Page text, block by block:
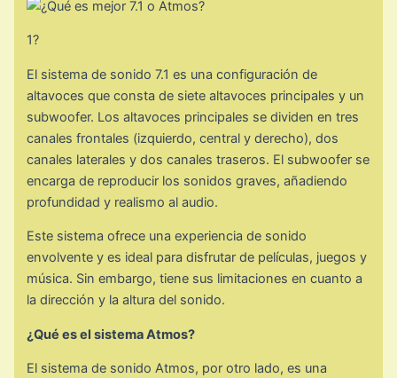
1?
El sistema de sonido 7.1 es una configuración de
altavoces que consta de siete altavoces principales y un
subwoofer. Los altavoces principales se dividen en tres
canales frontales (izquierdo, central y derecho), dos
canales laterales y dos canales traseros. El subwoofer se
encarga de reproducir los sonidos graves, añadiendo
profundidad y realismo al audio.
Este sistema ofrece una experiencia de sonido
envolvente y es ideal para disfrutar de películas, juegos y
música. Sin embargo, tiene sus limitaciones en cuanto a
la dirección y la altura del sonido.
¿Qué es el sistema Atmos?
El sistema de sonido Atmos, por otro lado, es una